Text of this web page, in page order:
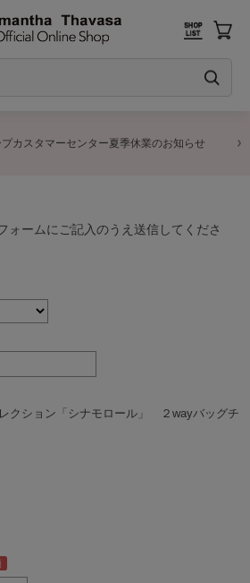
カスタマーセンター夏季休業のお知らせ
ォームにご記入のうえ送信してくださ
クション「シナモロール」 ２wayバッグチ